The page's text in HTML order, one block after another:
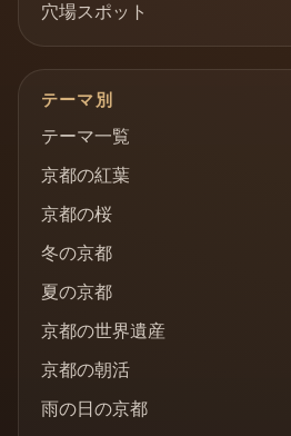
穴場スポット
テーマ別
テーマ一覧
京都の紅葉
京都の桜
冬の京都
夏の京都
京都の世界遺産
京都の朝活
雨の日の京都